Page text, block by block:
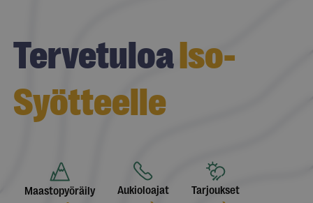
TervetuloaIso-
Syötteelle
Maastopyöräily Aukioloajat Tarjoukset